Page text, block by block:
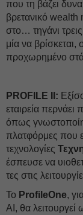
που τη βάζει
βρετανικό wealth
στο… τηγάνι
μία να
προχωρημένο
PROFILE II:
εταιρεία περνάει
όπως
πλατφόρμες που
τεχνολογίες
έσπευσε να
τες στις
Το PrοfileOne,
AI, θα